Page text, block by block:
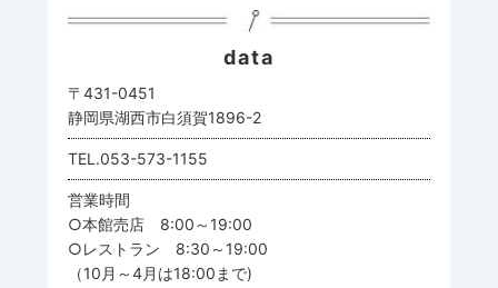
data
〒431-0451
静岡県湖西市白須賀1896-2
TEL.053-573-1155
営業時間
○本館売店 8:00～19:00
○レストラン 8:30～19:00
（10月～4月は18:00まで)